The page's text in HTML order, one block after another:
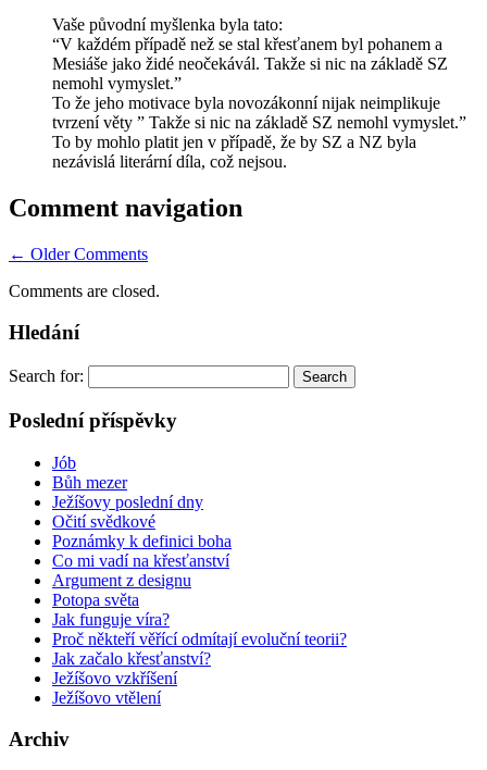
Vaše původní myšlenka byla tato:
“V každém případě než se stal křesťanem byl pohanem a
Mesiáše jako židé neočekávál. Takže si nic na základě SZ
nemohl vymyslet.”
To že jeho motivace byla novozákonní nijak neimplikuje
tvrzení věty ” Takže si nic na základě SZ nemohl vymyslet.”
To by mohlo platit jen v případě, že by SZ a NZ byla
nezávislá literární díla, což nejsou.
Comment navigation
← Older Comments
Comments are closed.
Hledání
Search for:
Poslední příspěvky
Jób
Bůh mezer
Ježíšovy poslední dny
Očití svědkové
Poznámky k definici boha
Co mi vadí na křesťanství
Argument z designu
Potopa světa
Jak funguje víra?
Proč někteří věřící odmítají evoluční teorii?
Jak začalo křesťanství?
Ježíšovo vzkříšení
Ježíšovo vtělení
Archiv